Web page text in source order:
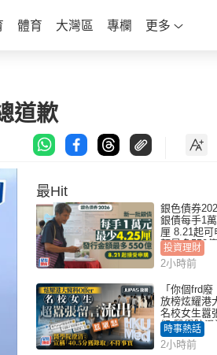
體育 大灣區 專欄 更多
道歉
最Hit
銀色債券
銀債每手1
厘 8.21起可
額最多550億
投資理財
2小時前
「你個frd
放榜炫耀港
名校女生囂
怒 醫學院澄
「40.5分獲
實｜Juicy叮
時事熱話
2小時前